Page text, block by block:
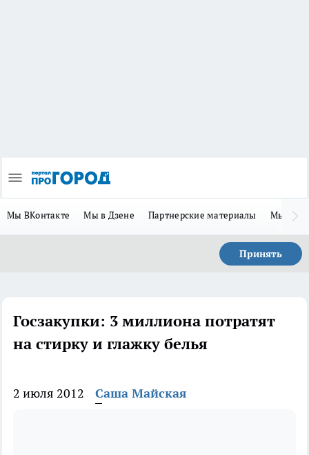
Мы ВКонтакте Мы в Дзене Партнерские материалы Мы в
Принять
Госзакупки: 3 миллиона потратят
на стирку и глажку белья
2 июля 2012 Саша Майская